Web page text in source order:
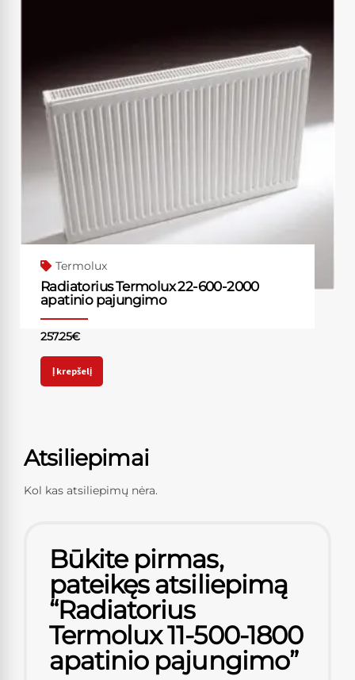
Termolux
Radiatorius Termolux 22-600-2000
apatinio pajungimo
257.25€
Į krepšelį
Atsiliepimai
Kol kas atsiliepimų nėra.
Būkite pirmas,
pateikęs atsiliepimą
“Radiatorius
Termolux 11-500-1800
apatinio pajungimo”